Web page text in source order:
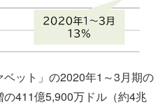
ット」の2020年1～3月期の
411億5,900万ドル（約4兆